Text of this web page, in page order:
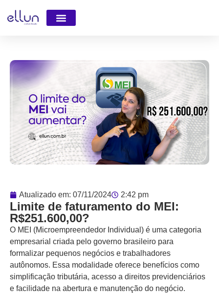
Atualizado em: 07/11/2024 2:42 pm
Limite de faturamento do MEI:
R$251.600,00?
O MEI (Microempreendedor Individual) é uma categoria
empresarial criada pelo governo brasileiro para
formalizar pequenos negócios e trabalhadores
autônomos. Essa modalidade oferece benefícios como
simplificação tributária, acesso a direitos previdenciários
e facilidade na abertura e manutenção do negócio.